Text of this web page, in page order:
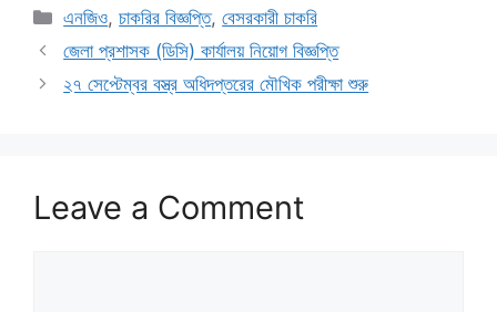
Categories
এনজিও,চাকরির বিজ্ঞপ্তি,বেসরকারী চাকরি
জেলা প্রশাসক (ডিসি) কার্যালয় নিয়োগ বিজ্ঞপ্তি
২৭ সেপ্টেম্বর বস্ত্র অধিদপ্তরের মৌখিক পরীক্ষা শুরু
Leave a Comment